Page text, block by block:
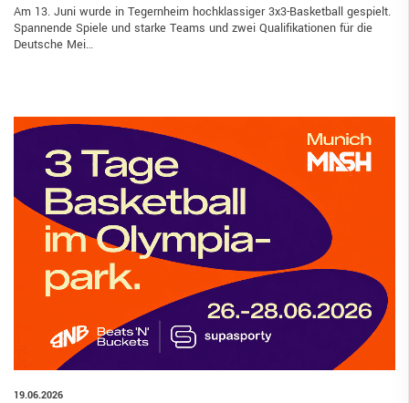
Am 13. Juni wurde in Tegernheim hochklassiger 3x3-Basketball gespielt.
Spannende Spiele und starke Teams und zwei Qualifikationen für die
Deutsche Mei…
19.06.2026